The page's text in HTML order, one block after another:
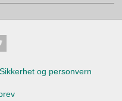
Sikkerhet og personvern